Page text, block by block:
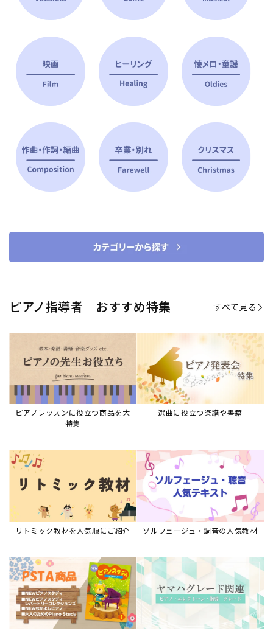
ピアノ指導者 おすすめ特集 すべて見る
ピアノレッスンに役立つ商品を大
特集
選曲に役立つ楽譜や書籍
リトミック教材を人気順にご紹介 ソルフェージュ・調音の人気教材